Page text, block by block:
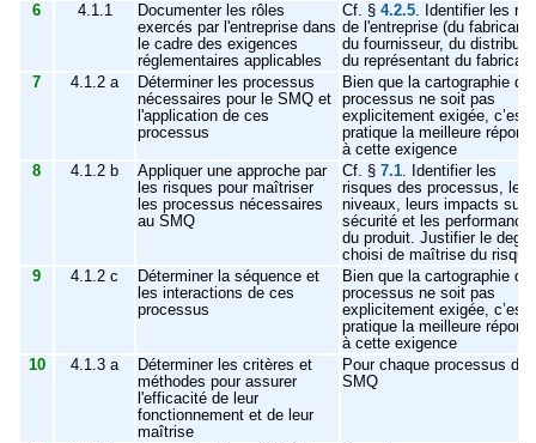
6
4.1.1
Documenter les rôles
exercés par l'entreprise dans
le cadre des exigences
réglementaires applicables
Cf. § 4.2.5. Identifier les
de l'entreprise (du fabricant,
du fournisseur, du
du représentant du
7
4.1.2 a
Déterminer les processus
nécessaires pour le SMQ et
l'application de ces
processus
Bien que la cartographie
processus ne soit pas
explicitement exigée, c’est
pratique la meilleure
à cette exigence
8
4.1.2 b
Appliquer une approche par
les risques pour maîtriser
les processus nécessaires
au SMQ
Cf. § 7.1. Identifier les
risques des processus,
niveaux, leurs impacts sur
sécurité et les
du produit. Justifier le degré
choisi de maîtrise du
9
4.1.2 c
Déterminer la séquence et
les interactions de ces
processus
Bien que la cartographie
processus ne soit pas
explicitement exigée, c’est
pratique la meilleure
à cette exigence
10
4.1.3 a
Déterminer les critères et
méthodes pour assurer
l'efficacité de leur
fonctionnement et de leur
maîtrise
Pour chaque processus du
SMQ